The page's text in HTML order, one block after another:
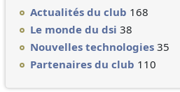
Actualités du club 168
Le monde du dsi 38
Nouvelles technologies 35
Partenaires du club 110